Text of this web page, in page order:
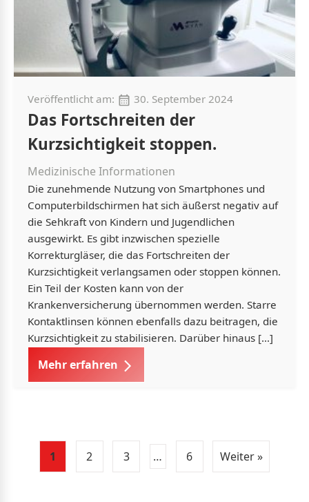
Veröffentlicht am: 30. September 2024
Das Fortschreiten der
Kurzsichtigkeit stoppen.
Medizinische Informationen
Die zunehmende Nutzung von Smartphones und
Computerbildschirmen hat sich äußerst negativ auf
die Sehkraft von Kindern und Jugendlichen
ausgewirkt. Es gibt inzwischen spezielle
Korrekturgläser, die das Fortschreiten der
Kurzsichtigkeit verlangsamen oder stoppen können.
Ein Teil der Kosten kann von der
Krankenversicherung übernommen werden. Starre
Kontaktlinsen können ebenfalls dazu beitragen, die
Kurzsichtigkeit zu stabilisieren. Darüber hinaus […]
Mehr erfahren
1 2 3 … 6 Weiter »